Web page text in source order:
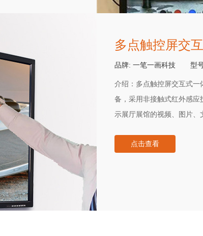
多点触控屏交
品牌: 一笔一画科技 型
介绍： 多点触控屏交互式一
备，采用非接触式红外感应
示展厅展馆的视频、图片、
色彩清晰。具有视频、图
点击查看